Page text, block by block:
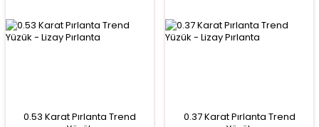
0.53 Karat Pırlanta Trend
0.37 Karat Pırlanta Trend